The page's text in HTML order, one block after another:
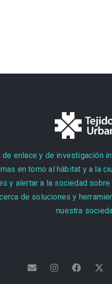
de enlace y de
en torno al hábitat y a la
y alertar a la sociedad
de soluciones y
nuestra